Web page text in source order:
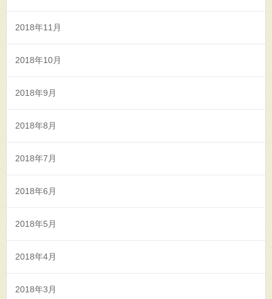
2018年11月
2018年10月
2018年9月
2018年8月
2018年7月
2018年6月
2018年5月
2018年4月
2018年3月